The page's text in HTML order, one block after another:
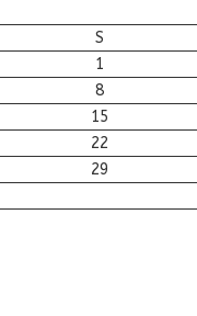
S
1
8
15
22
29